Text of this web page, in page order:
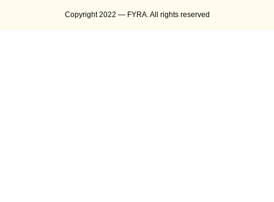
Copyright 2022 — FYRA. All rights reserved